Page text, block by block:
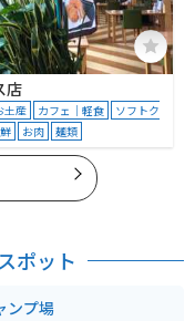
店
土産 カフェ｜軽食
ソフトク
お肉 麺類
ポット
ンプ場